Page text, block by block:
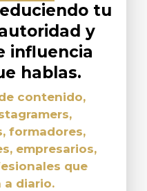
tu
y
influencia
hablas.
contenido,
formadores,
empresarios,
que
a diario.